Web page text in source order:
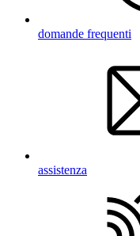
domande frequenti
assistenza